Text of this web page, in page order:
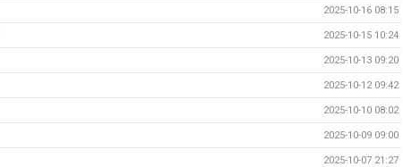
2025-10-16 08:15
2025-10-15 10:24
2025-10-13 09:20
2025-10-12 09:42
2025-10-10 08:02
2025-10-09 09:00
2025-10-07 21:27